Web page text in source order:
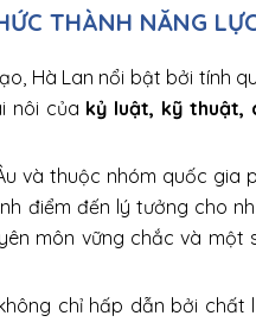
THÀNH NĂNG
Hà Lan nổi bật bởi tính
nôi của kỷ luật, kỹ thuật,
và thuộc nhóm quốc gia
điểm đến lý tưởng cho
môn vững chắc và một
chỉ hấp dẫn bởi chất